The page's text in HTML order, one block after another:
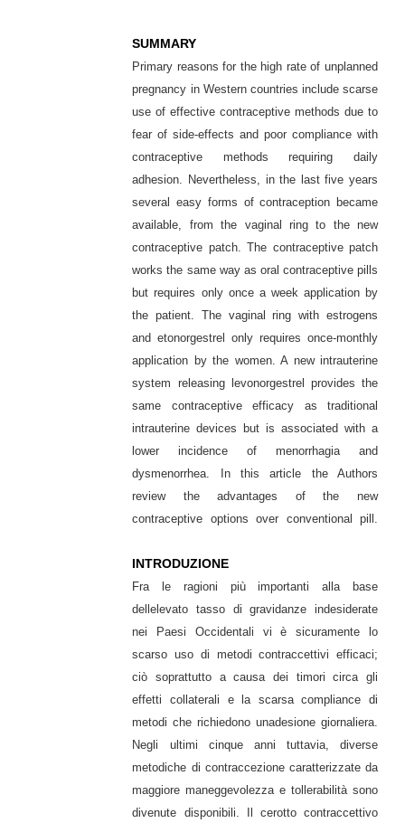
SUMMARY
Primary reasons for the high rate of unplanned
pregnancy in Western countries include scarse
use of effective contraceptive methods due to
fear of side-effects and poor compliance with
contraceptive methods requiring daily
adhesion. Nevertheless, in the last five years
several easy forms of contraception became
available, from the vaginal ring to the new
contraceptive patch. The contraceptive patch
works the same way as oral contraceptive pills
but requires only once a week application by
the patient. The vaginal ring with estrogens
and etonorgestrel only requires once-monthly
application by the women. A new intrauterine
system releasing levonorgestrel provides the
same contraceptive efficacy as traditional
intrauterine devices but is associated with a
lower incidence of menorrhagia and
dysmenorrhea. In this article the Authors
review the advantages of the new
contraceptive options over conventional pill.
INTRODUZIONE
Fra le ragioni più importanti alla base
dellelevato tasso di gravidanze indesiderate
nei Paesi Occidentali vi è sicuramente lo
scarso uso di metodi contraccettivi efficaci;
ciò soprattutto a causa dei timori circa gli
effetti collaterali e la scarsa compliance di
metodi che richiedono unadesione giornaliera.
Negli ultimi cinque anni tuttavia, diverse
metodiche di contraccezione caratterizzate da
maggiore maneggevolezza e tollerabilità sono
divenute disponibili. Il cerotto contraccettivo